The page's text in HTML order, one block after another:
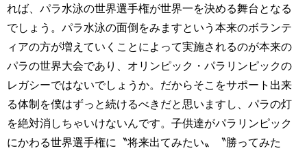
れば、パラ水泳の世界選手権が世界一を決める舞台となる
でしょう。パラ水泳の面倒をみますという本来のボランテ
ィアの方が増えていくことによって実施されるのが本来の
パラの世界大会であり、オリンピック・パラリンピックの
レガシーではないでしょうか。だからそこをサポート出来
る体制を僕はずっと続けるべきだと思いますし、パラの灯
を絶対消しちゃいけないんです。子供達がパラリンピック
にかわる世界選手権に〝将来出てみたい〟〝勝ってみた